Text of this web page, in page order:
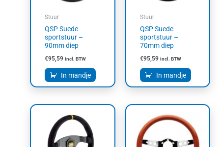
Stuur
QSP Suede
sportstuur –
90mm diep
€95,59 incl. BTW
In mandje
Stuur
QSP Suede
sportstuur –
70mm diep
€95,59 incl. BTW
In mandje